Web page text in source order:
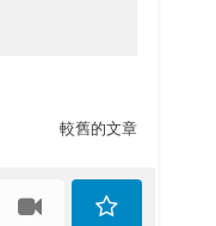
較舊的文章